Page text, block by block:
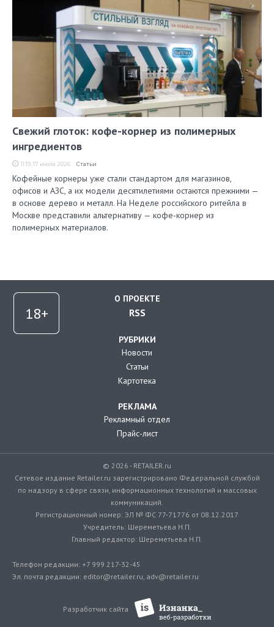
Свежий глоток: кофе-корнер из полимерных
ингредиентов
11:19, 17 июля 2026 Статьи
Кофейные корнеры уже стали стандартом для магазинов,
офисов и АЗС, а их модели десятилетиями остаются прежними —
в основе дерево и металл. На Неделе российского ритейла в
Москве представили альтернативу — кофе-корнер из
полимерных материалов.
О ПРОЕКТЕ
RSS
РУБРИКИ
Новости
Статьи
Картотека
РЕКЛАМА
Рекламный отдел
Прайс-лист
© 2026 - RETAILER.ru
Сетевое издание Retailer.ru зарегистрировано Федеральной службой
по надзору в сфере связи, информационных технологий и массовых
коммуникаций.
Регистрационный номер: ЭЛ № ФС 77-71776 от 08.12.2017
Учредитель: Шереметьева Н.П.
Главный редактор: Шереметьева Н.П.
Телефон редакции: +7 999 217-32-45
Эл. почта редакции: editor@retailer.ru, adv@retailer.ru
Разработчик сайта